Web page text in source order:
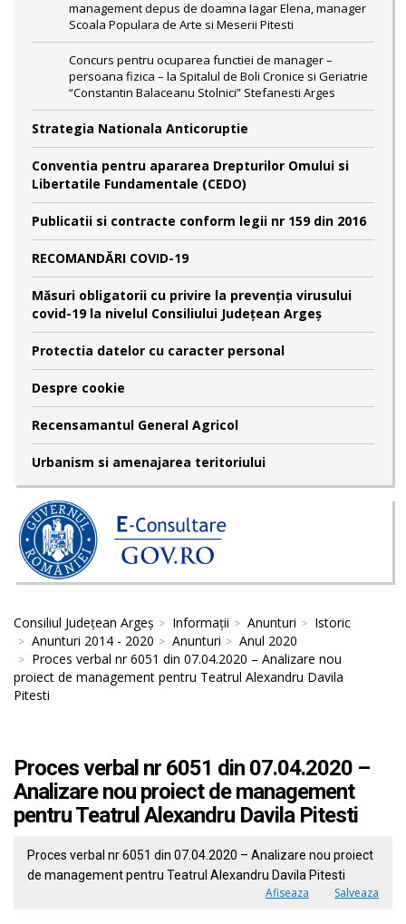
management depus de doamna Iagar Elena, manager
Scoala Populara de Arte si Meserii Pitesti
Concurs pentru ocuparea functiei de manager –
persoana fizica – la Spitalul de Boli Cronice si Geriatrie
“Constantin Balaceanu Stolnici” Stefanesti Arges
Strategia Nationala Anticoruptie
Conventia pentru apararea Drepturilor Omului si
Libertatile Fundamentale (CEDO)
Publicatii si contracte conform legii nr 159 din 2016
RECOMANDĂRI COVID-19
Măsuri obligatorii cu privire la prevenția virusului
covid-19 la nivelul Consiliului Județean Argeș
Protectia datelor cu caracter personal
Despre cookie
Recensamantul General Agricol
Urbanism si amenajarea teritoriului
Consiliul Județean Argeș Informații Anunturi
Istoric
Anunturi 2014 - 2020
Anunturi
Anul 2020
Proces verbal nr 6051 din 07.04.2020 – Analizare nou
proiect de management pentru Teatrul Alexandru Davila
Pitesti
Proces verbal nr 6051 din 07.04.2020 –
Analizare nou proiect de management
pentru Teatrul Alexandru Davila Pitesti
Proces verbal nr 6051 din 07.04.2020 – Analizare nou proiect
de management pentru Teatrul Alexandru Davila Pitesti
Afiseaza Salveaza